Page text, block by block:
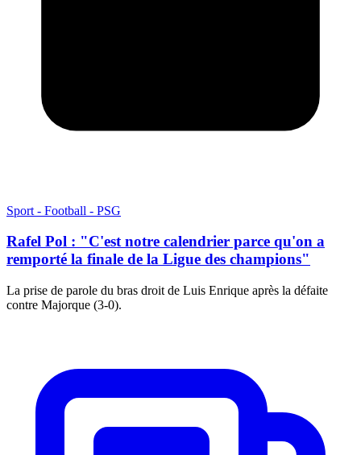
Sport - Football - PSG
Rafel Pol : "C'est notre calendrier parce qu'on a
remporté la finale de la Ligue des champions"
La prise de parole du bras droit de Luis Enrique après la défaite
contre Majorque (3-0).